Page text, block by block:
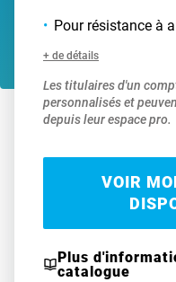
Pour résistance à
+ de détails
Les titulaires d'un
personnalisés et
depuis leur espace pro.
VOIR
Plus
catalogue